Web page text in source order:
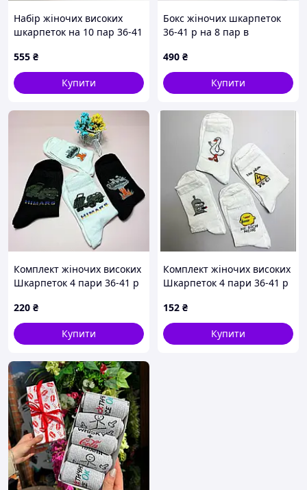
Набір жіночих високих
шкарпеток на 10 пар 36-41
555 ₴
Купити
Бокс жіночих шкарпеток
36-41 р на 8 пар в
стрічкою
490 ₴
Купити
Комплект жіночих високих
Шкарпеток 4 пари 36-41 р
220 ₴
Купити
Комплект жіночих високих
Шкарпеток 4 пари 36-41 р
152 ₴
Купити